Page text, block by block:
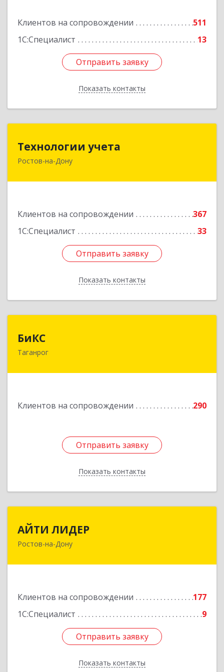
Клиентов на сопровождении
511
1С:Специалист
13
Отправить заявку
Показать контакты
Подробнее
Отправить заявку
Назад
Технологии учета
Ростов-на-Дону
Клиентов на сопровождении
367
1С:Специалист
33
Отправить заявку
Показать контакты
344064, Ростовская обл, Ростов-на-Дону г,
Отправить заявку
Назад
БиКС
Таганрог
Клиентов на сопровождении 290
Отправить заявку
Показать контакты
347900, Ростовская обл, Таганрог г, Фрунзе ул,
Отправить заявку
Назад
АЙТИ ЛИДЕР
Ростов-на-Дону
Клиентов на сопровождении
177
1С:Специалист
9
Отправить заявку
Показать контакты
344065, Ростовская обл, Ростов-на-Дону г,
Отправить заявку
Назад